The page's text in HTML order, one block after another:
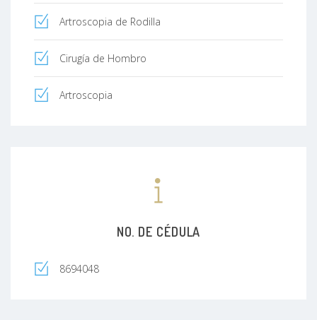
Artroscopia de Rodilla
Cirugía de Hombro
Artroscopia
NO. DE CÉDULA
8694048